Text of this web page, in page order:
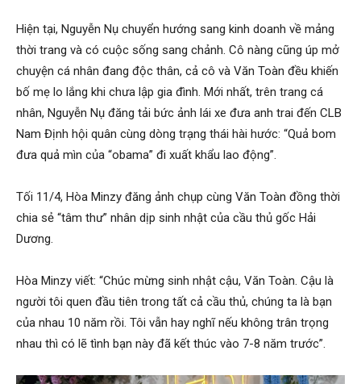
Hiện tại, Nguyễn Nụ chuyển hướng sang kinh doanh về mảng
thời trang và có cuộc sống sang chảnh. Cô nàng cũng úp mở
chuyện cá nhân đang độc thân, cả cô và Văn Toàn đều khiến
bố mẹ lo lắng khi chưa lập gia đình. Mới nhất, trên trang cá
nhân, Nguyễn Nụ đăng tải bức ảnh lái xe đưa anh trai đến CLB
Nam Định hội quân cùng dòng trạng thái hài hước: “Quả bom
đưa quả mìn của “obama” đi xuất khẩu lao động”.
Tối 11/4, Hòa Minzy đăng ảnh chụp cùng Văn Toàn đồng thời
chia sẻ “tâm thư” nhân dịp sinh nhật của cầu thủ gốc Hải
Dương.
Hòa Minzy viết: “Chúc mừng sinh nhật cậu, Văn Toàn. Cậu là
người tôi quen đầu tiên trong tất cả cầu thủ, chúng ta là bạn
của nhau 10 năm rồi. Tôi vẫn hay nghĩ nếu không trân trọng
nhau thì có lẽ tình bạn này đã kết thúc vào 7-8 năm trước”.